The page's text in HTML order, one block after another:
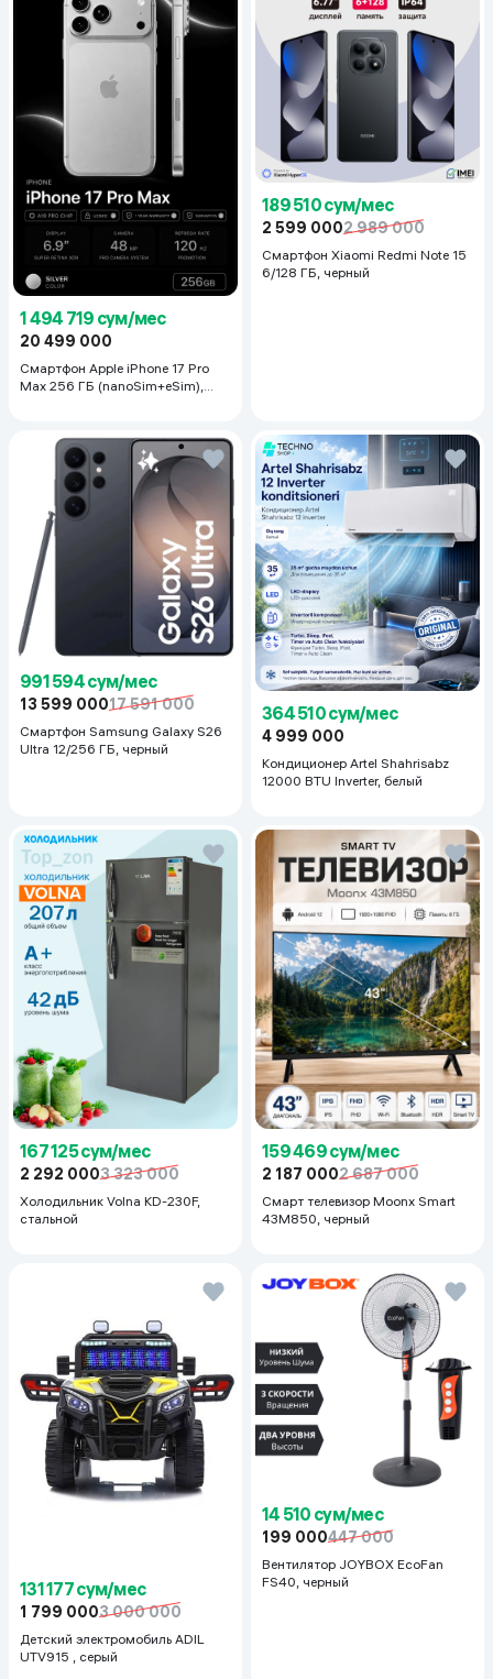
1 494 719 сум/мес
20 499 000
Смартфон Apple iPhone 17 Pro
Max 256 ГБ (nanoSim+eSim),
189 510 сум/мес
2 599 0002 989 000
Смартфон Xiaomi Redmi Note 15
6/128 ГБ, черный
991 594 сум/мес
13 599 00017 591 000
Смартфон Samsung Galaxy S26
Ultra 12/256 ГБ, черный
364 510 сум/мес
4 999 000
Кондиционер Artel Shahrisabz
12000 BTU Inverter, белый
167 125 сум/мес
2 292 0003 323 000
Холодильник Volna KD-230F,
стальной
159 469 сум/мес
2 187 0002 687 000
Смарт телевизор Moonx Smart
43M850, черный
131 177 сум/мес
1 799 0003 000 000
Детский электромобиль ADIL
UTV915 , серый
14 510 сум/мес
199 000447 000
Вентилятор JOYBOX EcoFan
FS40, черный